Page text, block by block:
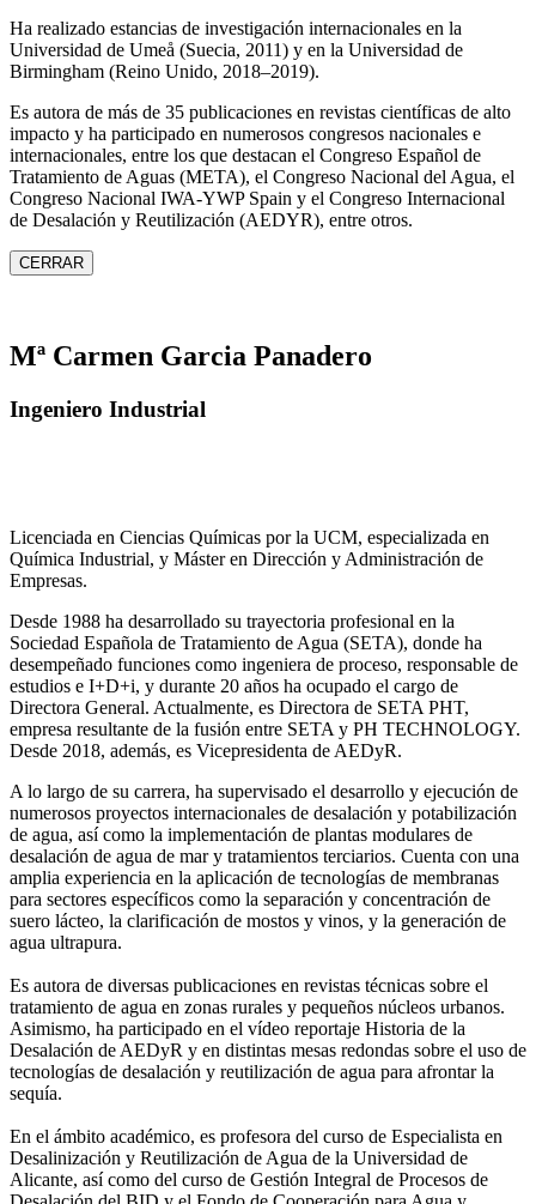
Ha realizado estancias de investigación internacionales en la
Universidad de Umeå (Suecia, 2011) y en la Universidad de
Birmingham (Reino Unido, 2018–2019).
Es autora de más de 35 publicaciones en revistas científicas de alto
impacto y ha participado en numerosos congresos nacionales e
internacionales, entre los que destacan el Congreso Español de
Tratamiento de Aguas (META), el Congreso Nacional del Agua, el
Congreso Nacional IWA‑YWP Spain y el Congreso Internacional
de Desalación y Reutilización (AEDYR), entre otros.
CERRAR
Mª Carmen Garcia Panadero
Ingeniero Industrial
Licenciada en Ciencias Químicas por la UCM, especializada en
Química Industrial, y Máster en Dirección y Administración de
Empresas.
Desde 1988 ha desarrollado su trayectoria profesional en la
Sociedad Española de Tratamiento de Agua (SETA), donde ha
desempeñado funciones como ingeniera de proceso, responsable de
estudios e I+D+i, y durante 20 años ha ocupado el cargo de
Directora General. Actualmente, es Directora de SETA PHT,
empresa resultante de la fusión entre SETA y PH TECHNOLOGY.
Desde 2018, además, es Vicepresidenta de AEDyR.
A lo largo de su carrera, ha supervisado el desarrollo y ejecución de
numerosos proyectos internacionales de desalación y potabilización
de agua, así como la implementación de plantas modulares de
desalación de agua de mar y tratamientos terciarios. Cuenta con una
amplia experiencia en la aplicación de tecnologías de membranas
para sectores específicos como la separación y concentración de
suero lácteo, la clarificación de mostos y vinos, y la generación de
agua ultrapura.
Es autora de diversas publicaciones en revistas técnicas sobre el
tratamiento de agua en zonas rurales y pequeños núcleos urbanos.
Asimismo, ha participado en el vídeo reportaje Historia de la
Desalación de AEDyR y en distintas mesas redondas sobre el uso de
tecnologías de desalación y reutilización de agua para afrontar la
sequía.
En el ámbito académico, es profesora del curso de Especialista en
Desalinización y Reutilización de Agua de la Universidad de
Alicante, así como del curso de Gestión Integral de Procesos de